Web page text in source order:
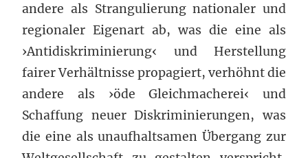
andere als Strangulierung nationaler und
regionaler Eigenart ab, was die eine als
›Antidiskriminierung‹ und Herstellung
fairer Verhältnisse propagiert, verhöhnt die
andere als ›öde Gleichmacherei‹ und
Schaffung neuer Diskriminierungen, was
die eine als unaufhaltsamen Übergang zur